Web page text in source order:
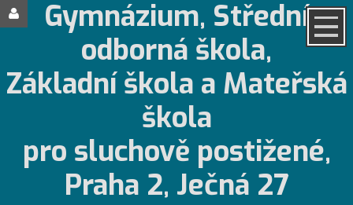
Gymnázium, Střední
odborná škola,
Základní škola a Mateřská
škola
pro sluchově postižené,
Praha 2, Ječná 27